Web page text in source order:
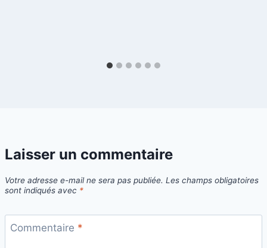
Laisser un commentaire
Votre adresse e-mail ne sera pas publiée. Les champs obligatoires
sont indiqués avec *
Commentaire *